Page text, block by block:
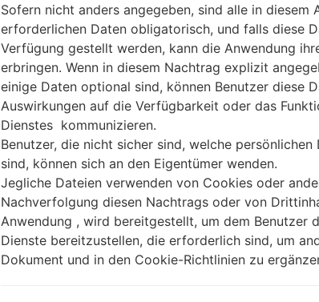
Anleitung
Laden
Sofern nicht anders angegeben, sind alle in diesem
erforderlichen Daten obligatorisch, und falls diese
Verfügung gestellt werden, kann die Anwendung
erbringen. Wenn in diesem Nachtrag explizit
einige Daten optional sind, können Benutzer diese
Auswirkungen auf die Verfügbarkeit oder das
Dienstes kommunizieren.
Benutzer, die nicht sicher sind, welche
sind, können sich an den Eigentümer wenden.
Jegliche Dateien verwenden von Cookies oder
Nachverfolgung diesen Nachtrags oder von
Anwendung , wird bereitgestellt, um dem Benutzer
Dienste bereitzustellen, die erforderlich sind, um
Dokument und in den Cookie-Richtlinien zu